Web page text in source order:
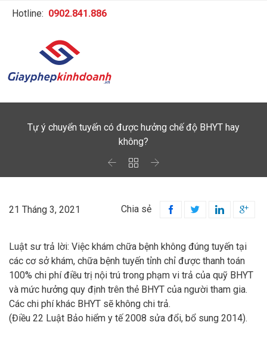
Hotline: 0902.841.886
Tự ý chuyển tuyến có được hưởng chế độ BHYT hay
không?
  
21 Tháng 3, 2021 Chia sẻ    
Luật sư trả lời: Việc khám chữa bệnh không đúng tuyến tại
các cơ sở khám, chữa bệnh tuyến tỉnh chỉ được thanh toán
100% chi phí điều trị nội trú trong phạm vi trả của quỹ BHYT
và mức hưởng quy định trên thẻ BHYT của người tham gia.
Các chi phí khác BHYT sẽ không chi trả.
(Điều 22 Luật Bảo hiểm y tế 2008 sửa đổi, bổ sung 2014).